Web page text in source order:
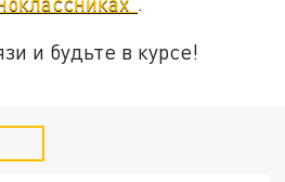
и будьте в курсе!